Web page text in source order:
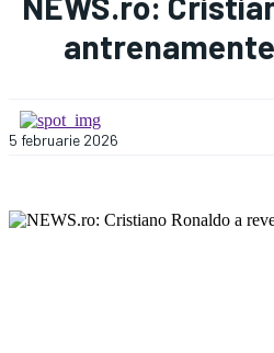
5 februarie 2026